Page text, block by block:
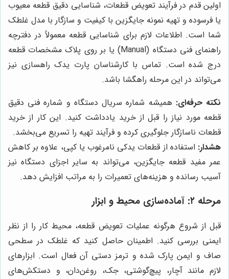
اولین قدم در فرآیند تعویض قطعات، شناسایی دقیق قطعه معیوب
یا فرسوده و تهیه نمونه جایگزین با کیفیت و سازگار با مدل غلطک
شما است. اطلاعات لازم برای شناسایی قطعه معمولاً در دفترچه
راهنمای فنی دستگاه (Manual) یا بر روی پلاک مشخصات قطعه
درج شده است. تماس با کارشناسان پارت یدک راهسازی نیز
می‌تواند در این مرحله راهگشا باشد.
نکته حرفه‌ای: همیشه شماره سریال دستگاه و شماره فنی دقیق
قطعه مورد نیاز را قبل از خرید یادداشت کنید. این کار از خرید
قطعات ناسازگار جلوگیری کرده و فرآیند تهیه را تسریع می‌بخشد.
هشدار: استفاده از قطعات یدکی نامرغوب یا کپی، علاوه بر کاهش
عمر مفید قطعه جایگزین، می‌تواند به سایر اجزای دستگاه نیز
آسیب رسانده و هزینه‌های تعمیرات را به مراتب افزایش دهد.
مرحله ۲: آماده‌سازی محیط و ابزار
قبل از شروع هرگونه عملیات تعویض قطعه، محیط کار را از نظر
ایمنی بررسی کنید. اطمینان حاصل کنید که غلطک در سطحی
صاف و ایمن پارک شده و ترمز دستی آن فعال است. ابزارهای
لازم مانند آچار، پیچ‌گوشتی، جک، روغن‌دان، و دستکش‌های